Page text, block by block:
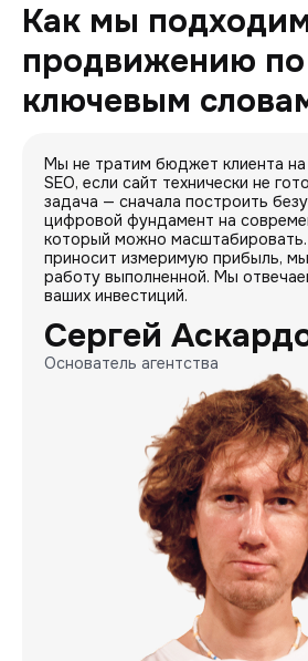
Как мы
продвижению по
ключевым
Мы не тратим бюджет клиента
SEO, если сайт технически не
задача — сначала построить
цифровой фундамент на
который можно масштабировать.
приносит измеримую прибыль,
работу выполненной. Мы
ваших инвестиций.
Сергей
Основатель агентства